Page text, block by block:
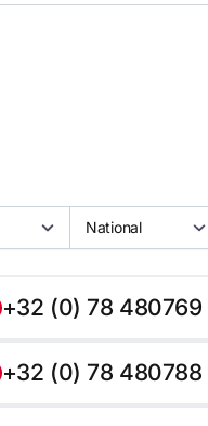
National
+32 (0) 78 480769
+32 (0) 78 480788